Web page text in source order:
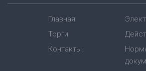
Главная
Торги
Контакты